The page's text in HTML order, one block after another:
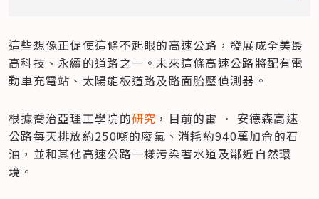
這些想像正促使這條不起眼的高速公路，發展成全美最
高科技、永續的道路之一。未來這條高速公路將配有電
動車充電站、太陽能板道路及路面胎壓偵測器。
根據喬治亞理工學院的研究 ，目前的雷 • 安德森高速
公路每天排放約250噸的廢氣、消耗約940萬加侖的石
油，並和其他高速公路一樣污染著水道及鄰近自然環
境。